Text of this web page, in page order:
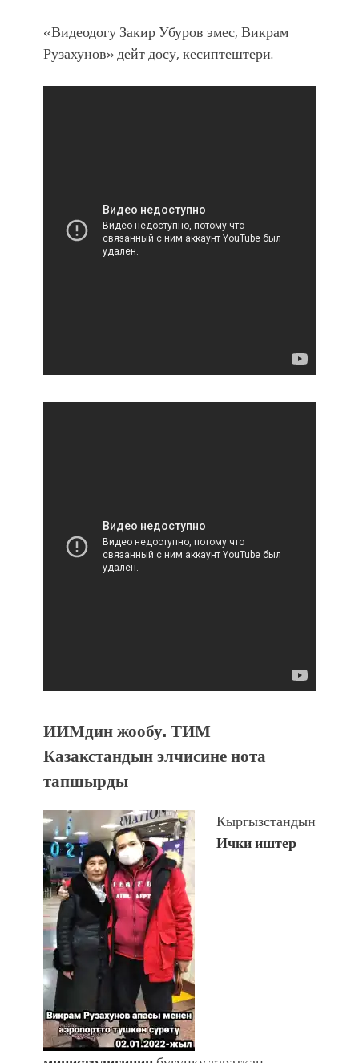
«Видеодогу Закир Убуров эмес, Викрам
Рузахунов» дейт досу, кесиптештери.
ИИМдин жообу. ТИМ
Казакстандын элчисине нота
тапшырды
Кыргызстандын
Ички иштер